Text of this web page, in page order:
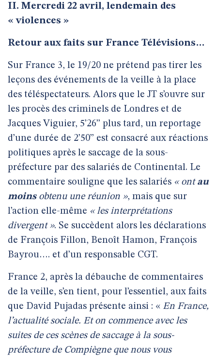
II. Mercredi 22 avril, lendemain des
« violences »
Retour aux faits sur France Télévisions…
Sur France 3, le 19/20 ne prétend pas tirer les
leçons des événements de la veille à la place
des téléspectateurs. Alors que le JT s’ouvre sur
les procès des criminels de Londres et de
Jacques Viguier, 5’26’’ plus tard, un reportage
d’une durée de 2’50’’ est consacré aux réactions
politiques après le saccage de la sous-
préfecture par des salariés de Continental. Le
commentaire souligne que les salariés « ont au
moins obtenu une réunion », mais que sur
l’action elle-même « les interprétations
divergent ». Se succèdent alors les déclarations
de François Fillon, Benoît Hamon, François
Bayrou…. et d’un responsable CGT.
France 2, après la débauche de commentaires
de la veille, s’en tient, pour l’essentiel, aux faits
que David Pujadas présente ainsi : « En France,
l’actualité sociale. Et on commence avec les
suites de ces scènes de saccage à la sous-
préfecture de Compiègne que nous vous